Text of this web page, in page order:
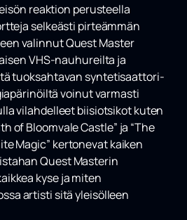
reaktion perusteella
selkeästi pirteämmän
valinnut Quest Master
VHS-nauhureilta ja
tuoksahtavan syntetisaattori-
voinut varmasti
vilahdelleet biisiotsikot kuten
of Bloomvale Castle” ja “The
Magic” kertonevat kaiken
Quest Masterin
kyse ja miten
artisti sitä yleisölleen